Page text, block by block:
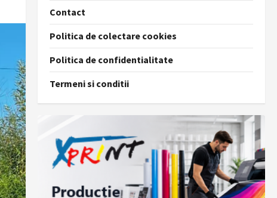
Contact
Politica de colectare cookies
Politica de confidentialitate
Termeni si conditii